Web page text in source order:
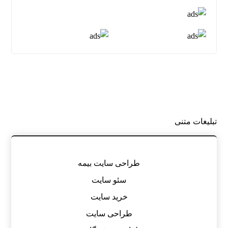
تبلیغات متنی
طراحی سایت بیمه
سئو سایت
خرید سایت
طراحی سایت